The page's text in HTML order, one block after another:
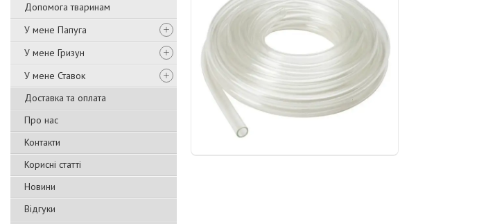
Допомога тваринам
У мене Папуга
У мене Гризун
У мене Ставок
Доставка та оплата
Про нас
Контакти
Корисні статті
Новини
Відгуки